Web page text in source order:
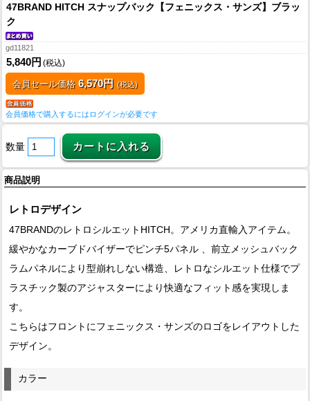
47BRAND HITCH スナップバック【フェニックス・サンズ】ブラッ
ク
gd11821
5,840円 (税込)
会員セール価格 6,570円 (税込)
会員価格で購入するにはログインが必要です
数量
商品説明
レトロデザイン
47BRANDのレトロシルエットHITCH。アメリカ直輸入アイテム。
緩やかなカーブドバイザーでピンチ5パネル 、前立メッシュバック
ラムパネルにより型崩れしない構造、レトロなシルエット仕様でプ
ラスチック製のアジャスターにより快適なフィット感を実現しま
す。
こちらはフロントにフェニックス・サンズのロゴをレイアウトした
デザイン。
カラー